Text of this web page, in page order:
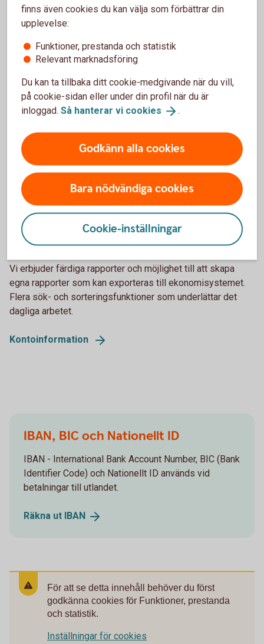
Tjänster som möjliggör att enkelt optimera företagets
samlade likviditet med en konsoliderad överblick.
Koncernkonto
Bankgironummer
Ditt företags bankgironummer är allt dina kunder behöver
för att betala dina fakturor. Du kan enkelt byta konto men
ändå behålla samma bankgironummer.
Bankgiro
Kontoinformation
Vi erbjuder färdiga rapporter och möjlighet till att skapa
egna rapporter som kan exporteras till ekonomisystemet.
Flera sök- och sorteringsfunktioner som underlättar det
dagliga arbetet.
Kontoinformation
IBAN, BIC och Nationellt ID
IBAN - International Bank Account Number, BIC (Bank
Identifier Code) och Nationellt ID används vid
betalningar till utlandet.
Räkna ut IBAN
För att se detta innehåll behöver du först
godkänna cookies för Funktioner, prestanda
och statistik.
Inställningar för cookies
finns även cookies du kan välja som förbättrar din
upplevelse:
Funktioner, prestanda och statistik
Relevant marknadsföring
Du kan ta tillbaka ditt cookie-medgivande när du vill,
på cookie-sidan eller under din profil när du är
inloggad. Så hanterar vi cookies .
Godkänn alla cookies
Bara nödvändiga cookies
Cookie-inställningar